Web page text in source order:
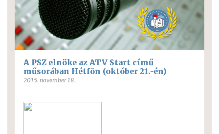
A PSZ elnöke az ATV Start című
műsorában Hétfõn (október 21.-én)
2015. november 18.